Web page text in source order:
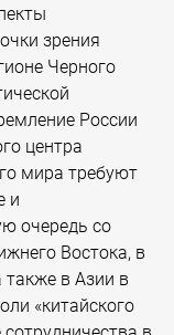
зрения
Черного
России
центра
мира требуют
и
очередь со
Востока, в
также в Азии в
«китайского